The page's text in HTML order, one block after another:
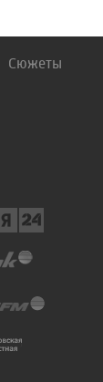
Сюжеты